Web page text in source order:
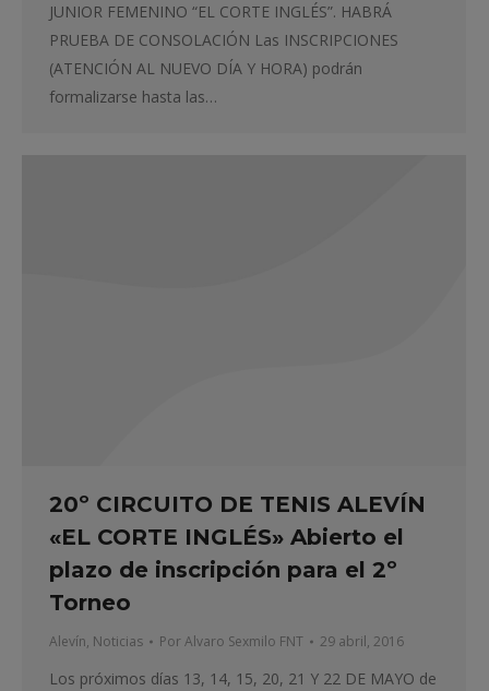
JUNIOR FEMENINO “EL CORTE INGLÉS”. HABRÁ
PRUEBA DE CONSOLACIÓN Las INSCRIPCIONES
(ATENCIÓN AL NUEVO DÍA Y HORA) podrán
formalizarse hasta las…
20º CIRCUITO DE TENIS ALEVÍN
«EL CORTE INGLÉS» Abierto el
plazo de inscripción para el 2º
Torneo
Alevín, Noticias PorAlvaro Sexmilo FNT 29 abril, 2016
Los próximos días 13, 14, 15, 20, 21 Y 22 DE MAYO de